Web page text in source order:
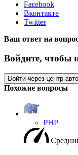
Facebook
Вконтакте
Twitter
Ваш ответ на
Войдите, чтобы
Войти через центр
Похожие вопросы
PHP